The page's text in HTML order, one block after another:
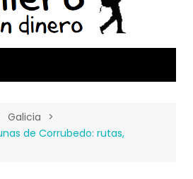
Galicia
de Corrubedo: rutas,